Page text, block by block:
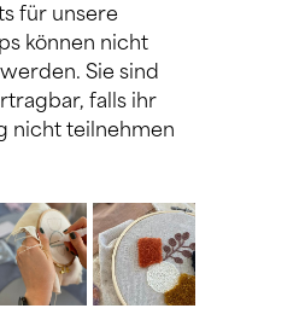
für unsere
können nicht
Sie sind
falls ihr
nicht teilnehmen